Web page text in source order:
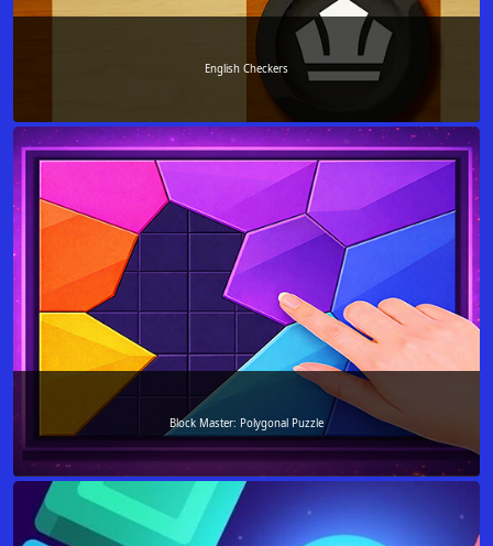
English Checkers
Block Master: Polygonal Puzzle